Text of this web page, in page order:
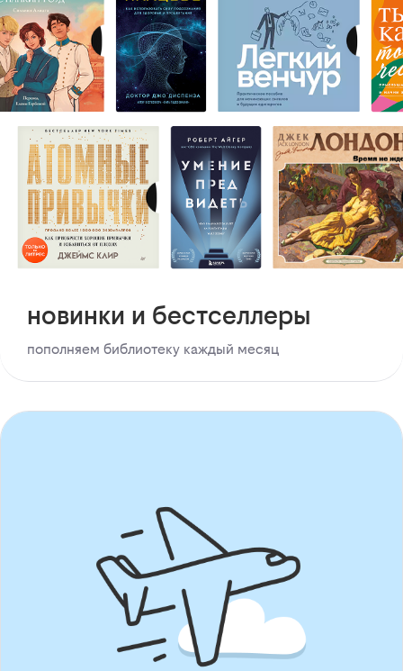
новинки и бестселлеры
пополняем библиотеку каждый месяц